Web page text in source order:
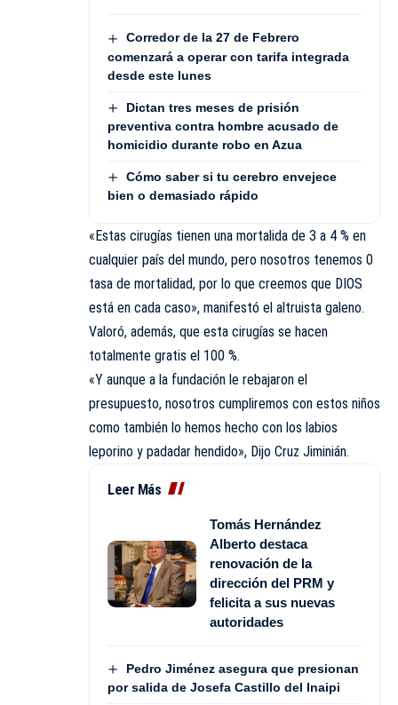
Corredor de la 27 de Febrero
comenzará a operar con tarifa integrada
desde este lunes
Dictan tres meses de prisión
preventiva contra hombre acusado de
homicidio durante robo en Azua
Cómo saber si tu cerebro envejece
bien o demasiado rápido
«Estas cirugías tienen una mortalida de 3 a 4 % en
cualquier país del mundo, pero nosotros tenemos 0
tasa de mortalidad, por lo que creemos que DIOS
está en cada caso», manifestó el altruista galeno.
Valoró, además, que esta cirugías se hacen
totalmente gratis el 100 %.
«Y aunque a la fundación le rebajaron el
presupuesto, nosotros cumpliremos con estos niños
como también lo hemos hecho con los labios
leporino y padadar hendido», Dijo Cruz Jiminián.
Leer Más
Tomás Hernández
Alberto destaca
renovación de la
dirección del PRM y
felicita a sus nuevas
autoridades
Pedro Jiménez asegura que presionan
por salida de Josefa Castillo del Inaipi